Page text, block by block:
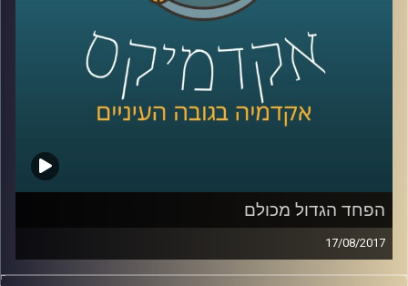
קולקטיבית בסכסוך ארוך טווח וכיצד ניתן לחולל
שינוי חברתי ופוליטי באמצעות שיח רגשי
AudioVersity
הפחד הגדול מכולם
17/08/2017
מדוע יש קבוצות באוכלוסיה שידגישו את איום